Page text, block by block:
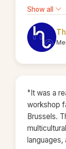
prettige,
Altijd
stichting."
Show all
"It was a
workshop
Brussels.
languages,